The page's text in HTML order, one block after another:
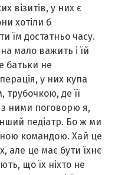
візитів, у них є
хотіли б
їм достатньо часу.
мало важить і їй
батьки не
у них купа
трубочкою, де її
з ними поговорю я,
педіатр. Бо ж ми
командою. Хай це
але це має бути їхнє
що їх ніхто не